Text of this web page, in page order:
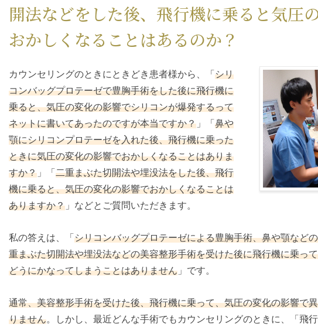
開法などをした後、飛行機に乗ると気圧
おかしくなることはあるのか？
カウンセリングのときにときどき患者様から、「 シリ
コンバッグプロテーゼで豊胸手術をした後に飛行機に
乗ると、気圧の変化の影響でシリコンが爆発するって
ネットに書いてあったのですが本当ですか？ 」「 鼻や
顎にシリコンプロテーゼを入れた後、飛行機に乗った
ときに気圧の変化の影響でおかしくなることはありま
すか？ 」「 二重まぶた切開法や埋没法をした後、飛行
機に乗ると、気圧の変化の影響でおかしくなることは
ありますか？ 」などとご質問いただきます。
私の答えは、「 シリコンバッグプロテーゼによる豊胸手術、鼻や顎など
重まぶた切開法や埋没法などの美容整形手術を受けた後に飛行機に乗っ
どうにかなってしまうことはありません 」です。
通常、美容整形手術を受けた後、飛行機に乗って、気圧の変化の影響で
りません。しかし、最近どんな手術でもカウンセリングのときに、「飛